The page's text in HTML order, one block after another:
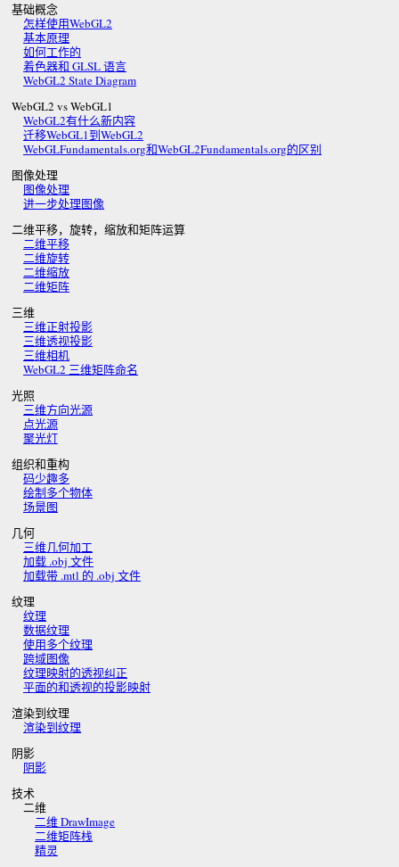
基础概念
怎样使用WebGL2
基本原理
如何工作的
着色器和 GLSL 语言
WebGL2 State Diagram
WebGL2 vs WebGL1
WebGL2有什么新内容
迁移WebGL1到WebGL2
WebGLFundamentals.org和WebGL2Fundamentals.org的区别
图像处理
图像处理
进一步处理图像
二维平移，旋转，缩放和矩阵运算
二维平移
二维旋转
二维缩放
二维矩阵
三维
三维正射投影
三维透视投影
三维相机
WebGL2 三维矩阵命名
光照
三维方向光源
点光源
聚光灯
组织和重构
码少趣多
绘制多个物体
场景图
几何
三维几何加工
加载 .obj 文件
加载带 .mtl 的 .obj 文件
纹理
纹理
数据纹理
使用多个纹理
跨域图像
纹理映射的透视纠正
平面的和透视的投影映射
渲染到纹理
渲染到纹理
阴影
阴影
技术
二维
二维 DrawImage
二维矩阵栈
精灵